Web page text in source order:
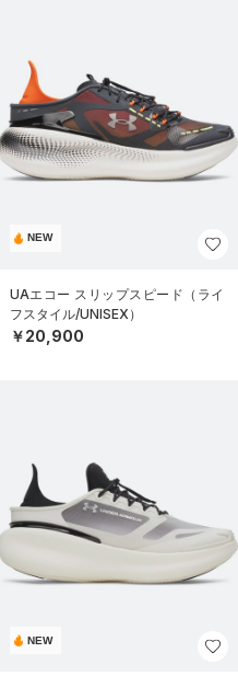
NEW
UAエコー スリップスピード（ライ
フスタイル/UNISEX）
￥20,900
NEW